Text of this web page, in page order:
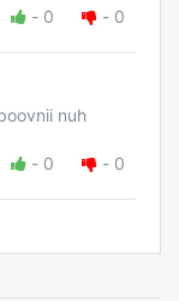
- 0 - 0
nuh
- 0 - 0